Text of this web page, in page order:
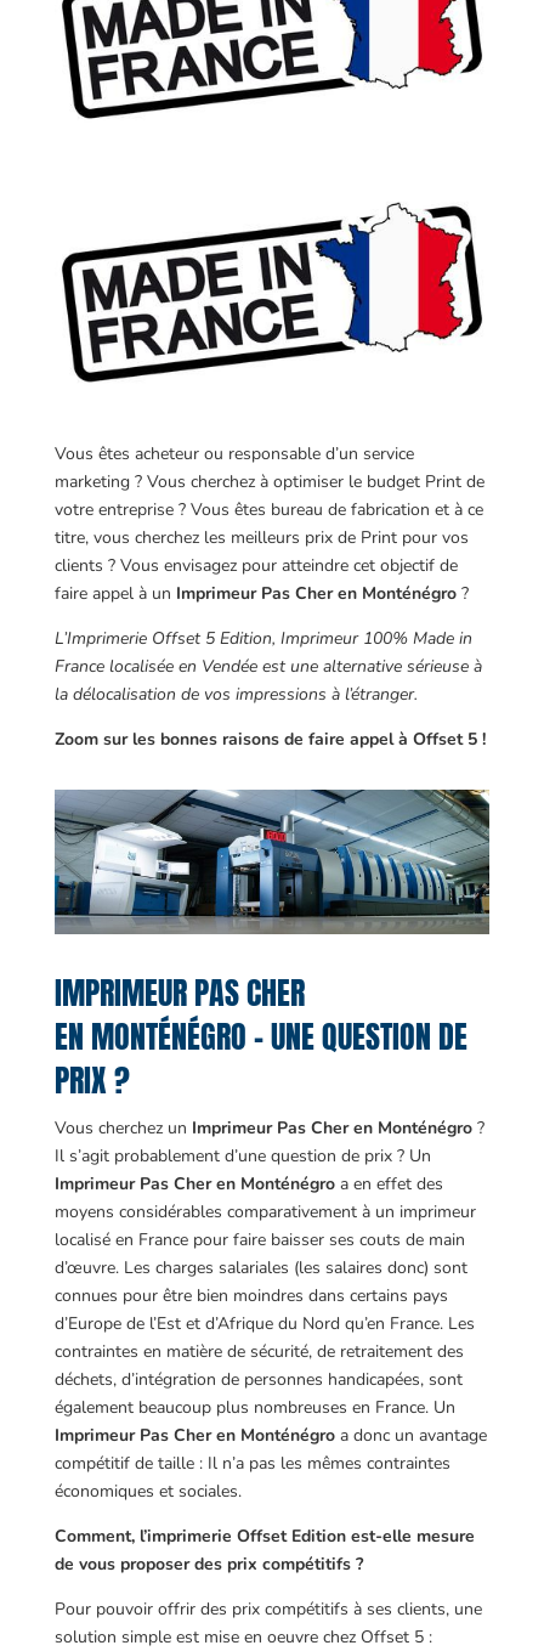
Vous êtes acheteur ou responsable d’un service
marketing ? Vous cherchez à optimiser le budget Print de
votre entreprise ? Vous êtes bureau de fabrication et à ce
titre, vous cherchez les meilleurs prix de Print pour vos
clients ? Vous envisagez pour atteindre cet objectif de
faire appel à un Imprimeur Pas Cher en Monténégro?
L’Imprimerie Offset 5 Edition, Imprimeur 100% Made in
France localisée en Vendée est une alternative sérieuse à
la délocalisation de vos impressions à l’étranger.
Zoom sur les bonnes raisons de faire appel à Offset 5 !
IMPRIMEUR PAS CHER
EN MONTÉNÉGRO – UNE QUESTION DE
PRIX ?
Vous cherchez un Imprimeur Pas Cher en Monténégro ?
Il s’agit probablement d’une question de prix ? Un
Imprimeur Pas Cher en Monténégroa en effet des
moyens considérables comparativement à un imprimeur
localisé en France pour faire baisser ses couts de main
d’œuvre. Les charges salariales (les salaires donc) sont
connues pour être bien moindres dans certains pays
d’Europe de l’Est et d’Afrique du Nord qu’en France. Les
contraintes en matière de sécurité, de retraitement des
déchets, d’intégration de personnes handicapées, sont
également beaucoup plus nombreuses en France. Un
Imprimeur Pas Cher en Monténégroa donc un avantage
compétitif de taille : Il n’a pas les mêmes contraintes
économiques et sociales.
Comment, l’imprimerie Offset Edition est-elle mesure
de vous proposer des prix compétitifs ?
Pour pouvoir offrir des prix compétitifs à ses clients, une
solution simple est mise en oeuvre chez Offset 5 :